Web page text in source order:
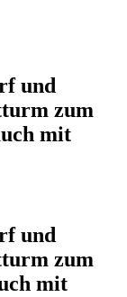
und
zum
mit
und
zum
mit